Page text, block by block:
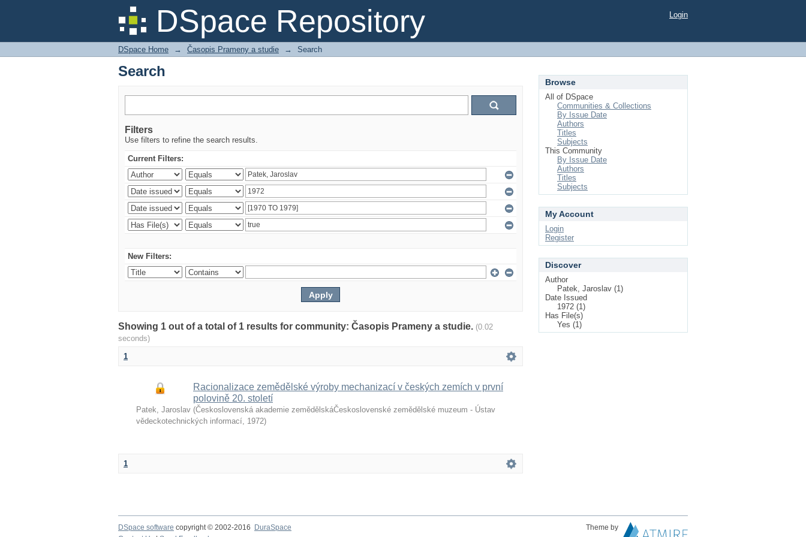
DSpace Repository
Search Login
DSpace Home → Časopis Prameny a studie → Search
Search
Filters
Use filters to refine the search results.
Current Filters:
New Filters:
Showing 1 out of a total of 1 results for community: Časopis Prameny a studie. (0.02
seconds)
1
Racionalizace zemědělské výroby mechanizací v českých zemích v první
polovině 20. století
Patek, Jaroslav (Československá akademie zemědělskáČeskoslovenské zemědělské muzeum - Ústav
vědeckotechnických informací, 1972)
1
Browse
All of DSpace
Communities & Collections
By Issue Date
Authors
Titles
Subjects
This Community
By Issue Date
Authors
Titles
Subjects
My Account
Login
Register
Discover
Author
Patek, Jaroslav (1)
Date Issued
1972 (1)
Has File(s)
Yes (1)
DSpace software copyright © 2002-2016 DuraSpace
Theme by